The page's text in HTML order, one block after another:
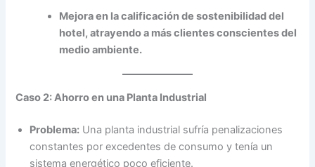
Mejora en la calificación de sostenibilidad del
hotel, atrayendo a más clientes conscientes del
medio ambiente.
Caso 2: Ahorro en una Planta Industrial
Problema: Una planta industrial sufría penalizaciones
constantes por excedentes de consumo y tenía un
sistema energético poco eficiente.